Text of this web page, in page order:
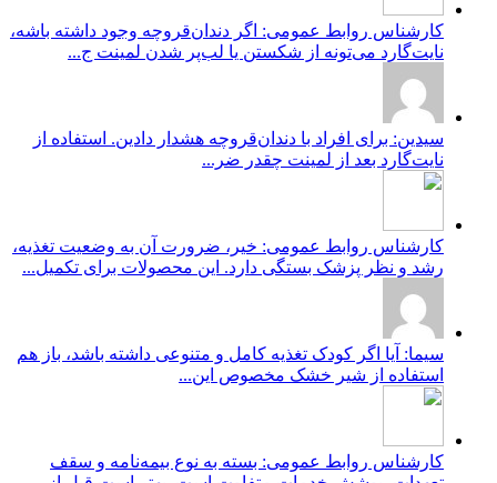
کارشناس روابط عمومی: اگر دندان‌قروچه وجود داشته باشه،
نایت‌گارد می‌تونه از شکستن یا لب‌پر شدن لمینت ج...
سیدین: برای افراد با دندان‌قروچه هشدار دادین. استفاده از
نایت‌گارد بعد از لمینت چقدر ضر...
کارشناس روابط عمومی: خیر، ضرورت آن به وضعیت تغذیه،
رشد و نظر پزشک بستگی دارد. این محصولات برای تکمیل...
سیما: آیا اگر کودک تغذیه کامل و متنوعی داشته باشد، باز هم
استفاده از شیر خشک مخصوص این...
کارشناس روابط عمومی: بسته به نوع بیمه‌نامه و سقف